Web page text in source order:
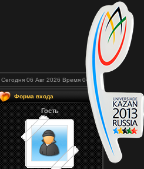
06 Авг 2026 Время 04:50
Форма входа
Гость